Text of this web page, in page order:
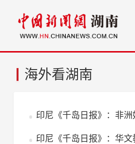
海外看湖南
印尼《千岛日报》：非
印尼《千岛日报》：华